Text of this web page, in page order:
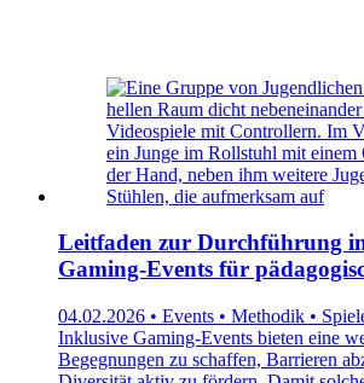
Leitfaden zur Durchführung
Gaming-Events für
04.02.2026 • Events • Methodik •
Inklusive Gaming-Events bieten eine
Begegnungen zu schaffen, Barrieren